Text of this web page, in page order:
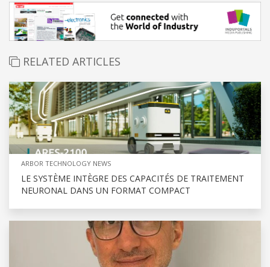
RELATED ARTICLES
ARBOR TECHNOLOGY NEWS
LE SYSTÈME INTÈGRE DES CAPACITÉS DE TRAITEMENT
NEURONAL DANS UN FORMAT COMPACT